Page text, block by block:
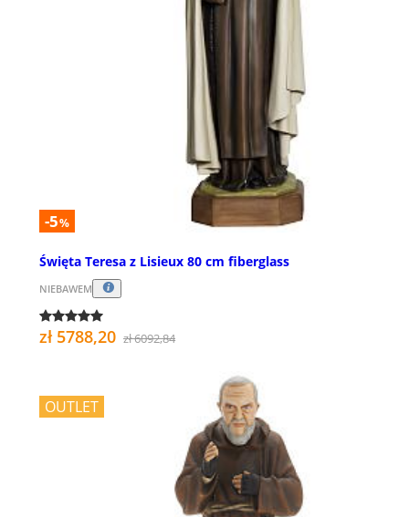
-5%
Święta Teresa z Lisieux 80 cm fiberglass
NIEBAWEM
zł 5788,20 zł 6092,84
OUTLET